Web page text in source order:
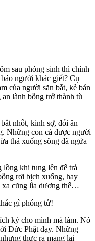
sau phóng sinh thì chính
người khác giết? Cụ
của người săn bắt, kẻ bán
lành bỗng trở thành tù
nhốt, kinh sợ, đói ăn
Những con cá được người
thả xuống sông đã ngửa
khi tung lên để trả
rơi bịch xuống, hay
xa cũng lìa dương thế…
gì phóng tử!
kỷ cho mình mà làm. Nó
Đức Phật dạy. Những
thực ra mang lại